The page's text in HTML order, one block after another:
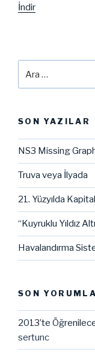
İndir
SON YAZILAR
NS3 Missing
Truva veya İlyada
21. Yüzyılda Kapital
“Kuyruklu Yıldız
Havalandırma
SON
2013’te
sertunc